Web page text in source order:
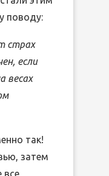
поводу:
страх
если
весах
так!
затем